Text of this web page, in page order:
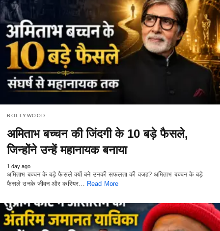
BOLLYWOOD
अमिताभ बच्चन की जिंदगी के 10 बड़े फैसले,
जिन्होंने उन्हें महानायक बनाया
1 day ago
अमिताभ बच्चन के बड़े फैसले क्यों बने उनकी सफलता की वजह? अमिताभ बच्चन के बड़े
फैसले उनके जीवन और करियर… Read More